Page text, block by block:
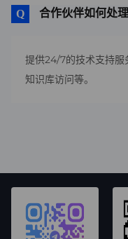
合作伙伴如何处
提供24/7的技术支持服
知识库访问等。